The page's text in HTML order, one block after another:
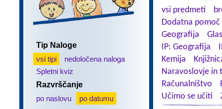
Tip Naloge
vsi tipi
nedoločena naloga
Spletni kviz
Razvrščanje
po naslovu
po datumu
vsi predmeti
Dodatna
Geografija
IP: Geografija
Kemija
Naravoslovje in
Računalništvo
Učimo se učiti